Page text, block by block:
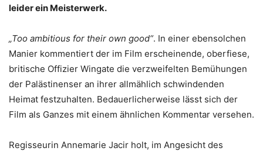
leider ein Meisterwerk.
„Too ambitious for their own good“. In einer ebensolchen
Manier kommentiert der im Film erscheinende, oberfiese,
britische Offizier Wingate die verzweifelten Bemühungen
der Palästinenser an ihrer allmählich schwindenden
Heimat festzuhalten. Bedauerlicherweise lässt sich der
Film als Ganzes mit einem ähnlichen Kommentar versehen.
Regisseurin Annemarie Jacir holt, im Angesicht des